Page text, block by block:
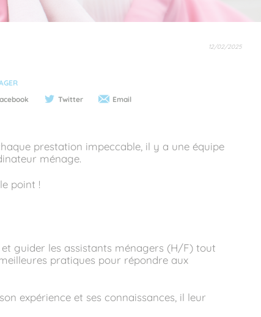
12/02/2025
Twitter Email
prestation impeccable, il y a une équipe
ménage.
point !
guider les assistants ménagers (H/F) tout
pratiques pour répondre aux
expérience et ses connaissances, il leur